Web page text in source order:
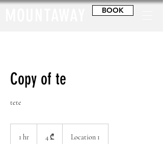
BOOK
Copy of te
tete
1 hr
ქართული
ლარი
4 ₾ Location 1